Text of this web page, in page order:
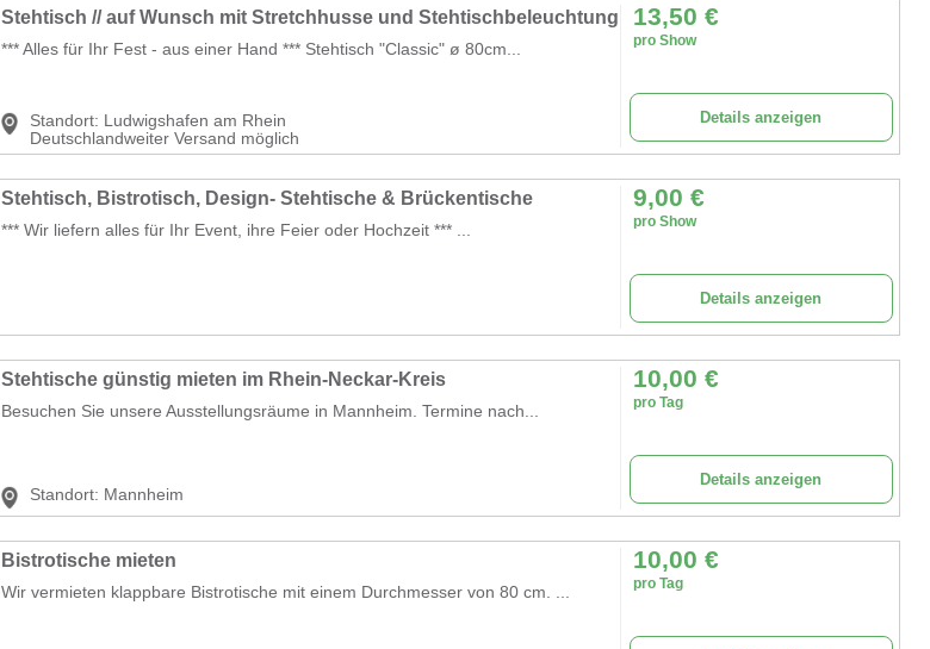
Stehtisch // auf Wunsch mit Stretchhusse und Stehtischbeleuchtung
*** Alles für Ihr Fest - aus einer Hand *** Stehtisch "Classic" ø 80cm...
Standort: Ludwigshafen am Rhein
Deutschlandweiter Versand möglich
13,50 €
pro Show
Details anzeigen
Stehtisch, Bistrotisch, Design- Stehtische & Brückentische
*** Wir liefern alles für Ihr Event, ihre Feier oder Hochzeit *** ...
9,00 €
pro Show
Details anzeigen
Stehtische günstig mieten im Rhein-Neckar-Kreis
Besuchen Sie unsere Ausstellungsräume in Mannheim. Termine nach...
Standort: Mannheim
10,00 €
pro Tag
Details anzeigen
Bistrotische mieten
Wir vermieten klappbare Bistrotische mit einem Durchmesser von 80 cm. ...
10,00 €
pro Tag